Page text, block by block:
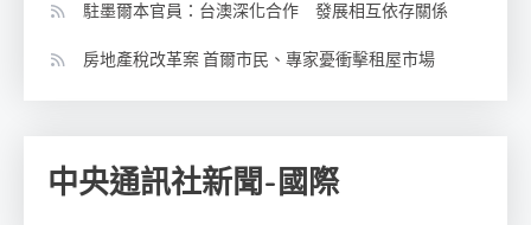
駐墨爾本官員：台澳深化合作 發展相互依存關係
房地產稅改革案 首爾市民、專家憂衝擊租屋市場
中央通訊社新聞-國際